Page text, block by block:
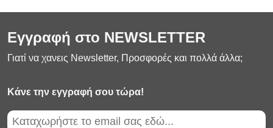
Εγγραφή στο NEWSLETTER
Γιατί να χανεις Newsletter, Προσφορές και πολλά άλλα;
Κάνε την εγγραφή σου τώρα!